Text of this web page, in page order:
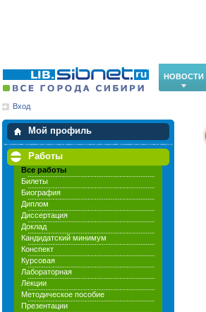
НОВОСТИ
Вход
Мой профиль
Мои закладки
Работы
Все работы
Билеты
Биография
Диплом
Диссертация
Доклад
Кандидатский минимум
Конспект
Курсовая
Лабораторная
Лекции
Методическое пособие
Презентации